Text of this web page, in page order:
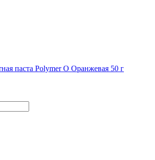
паста Polymer O Оранжевая 50 г